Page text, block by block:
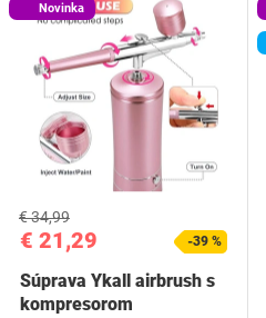
Novinka
€ 21,29
€ 34,99
-39 %
Súprava Ykall airbrush s
kompresorom